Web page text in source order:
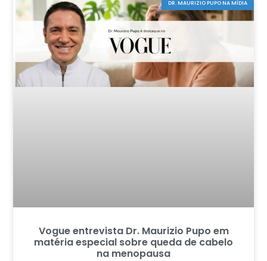
DR. MAURIZIO PUPO NA MÍDIA
Vogue entrevista Dr. Maurizio Pupo em
matéria especial sobre queda de cabelo
na menopausa